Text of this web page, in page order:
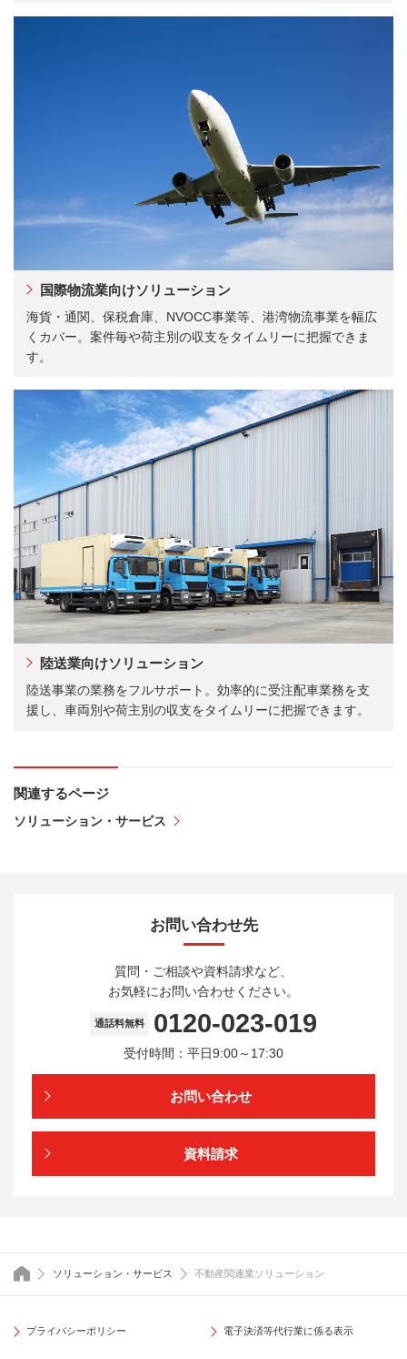
国際物流業向けソリューション
海貨・通関、保税倉庫、NVOCC事業等、港湾物流事業を幅広
くカバー。案件毎や荷主別の収支をタイムリーに把握できま
す。
陸送業向けソリューション
陸送事業の業務をフルサポート。効率的に受注配車業務を支
援し、車両別や荷主別の収支をタイムリーに把握できます。
関連するページ
ソリューション・サービス
お問い合わせ先
質問・ご相談や資料請求など、
お気軽にお問い合わせください。
通話料無料 0120-023-019
受付時間：平日9:00～17:30
お問い合わせ
資料請求
トップページ
ソリューション・サービス 不動産関連業ソリューション
プライバシーポリシー 電子決済等代行業に係る表示